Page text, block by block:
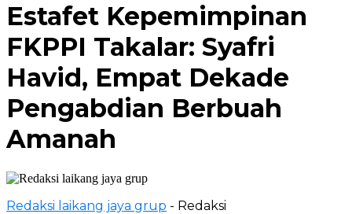
Estafet Kepemimpinan
FKPPI Takalar: Syafri
Havid, Empat Dekade
Pengabdian Berbuah
Amanah
Redaksi laikang jaya grup - Redaksi